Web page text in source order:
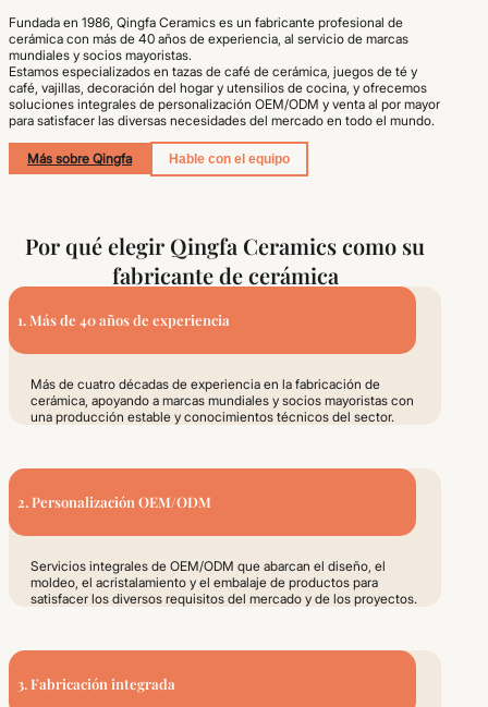
Fundada en 1986, Qingfa Ceramics es un fabricante profesional de
cerámica con más de 40 años de experiencia, al servicio de marcas
mundiales y socios mayoristas.
Estamos especializados en tazas de café de cerámica, juegos de té y
café, vajillas, decoración del hogar y utensilios de cocina, y ofrecemos
soluciones integrales de personalización OEM/ODM y venta al por mayor
para satisfacer las diversas necesidades del mercado en todo el mundo.
Más sobre Qingfa Hable con el equipo
Por qué elegir Qingfa Ceramics como su
fabricante de cerámica
1. Más de 40 años de experiencia
Más de cuatro décadas de experiencia en la fabricación de
cerámica, apoyando a marcas mundiales y socios mayoristas con
una producción estable y conocimientos técnicos del sector.
2. Personalización OEM/ODM
Servicios integrales de OEM/ODM que abarcan el diseño, el
moldeo, el acristalamiento y el embalaje de productos para
satisfacer los diversos requisitos del mercado y de los proyectos.
3. Fabricación integrada